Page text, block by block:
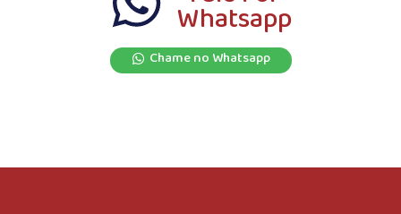
Whatsapp
Chame no Whatsapp